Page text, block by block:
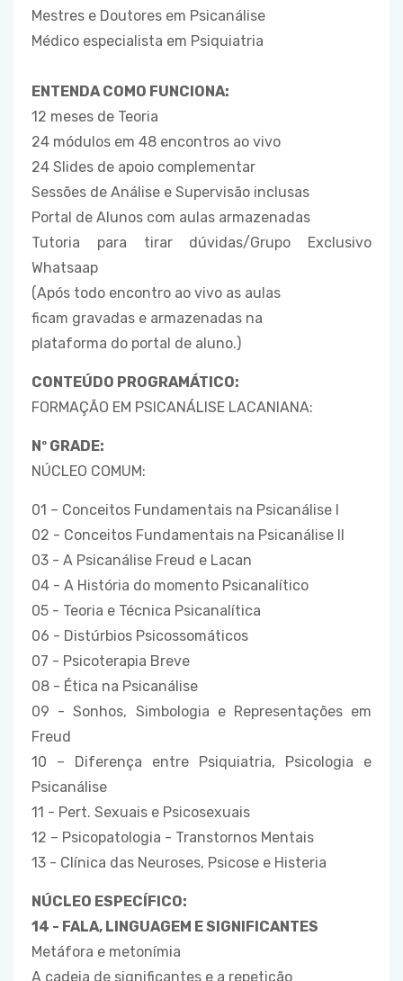
Mestres e Doutores em Psicanálise
Médico especialista em Psiquiatria
ENTENDA COMO FUNCIONA:
12 meses de Teoria
24 módulos em 48 encontros ao vivo
24 Slides de apoio complementar
Sessões de Análise e Supervisão inclusas
Portal de Alunos com aulas armazenadas
Tutoria para tirar dúvidas/Grupo Exclusivo
Whatsaap
(Após todo encontro ao vivo as aulas
ficam gravadas e armazenadas na
plataforma do portal de aluno.)
CONTEÚDO PROGRAMÁTICO:
FORMAÇÃO EM PSICANÁLISE LACANIANA:
Nº GRADE:
NÚCLEO COMUM:
01 – Conceitos Fundamentais na Psicanálise I
02 - Conceitos Fundamentais na Psicanálise II
03 - A Psicanálise Freud e Lacan
04 - A História do momento Psicanalítico
05 - Teoria e Técnica Psicanalítica
06 - Distúrbios Psicossomáticos
07 - Psicoterapia Breve
08 - Ética na Psicanálise
09 - Sonhos, Simbologia e Representações em
Freud
10 – Diferença entre Psiquiatria, Psicologia e
Psicanálise
11 - Pert. Sexuais e Psicosexuais
12 – Psicopatologia - Transtornos Mentais
13 - Clínica das Neuroses, Psicose e Histeria
NÚCLEO ESPECÍFICO:
14 - FALA, LINGUAGEM E SIGNIFICANTES
Metáfora e metonímia
A cadeia de significantes e a repetição